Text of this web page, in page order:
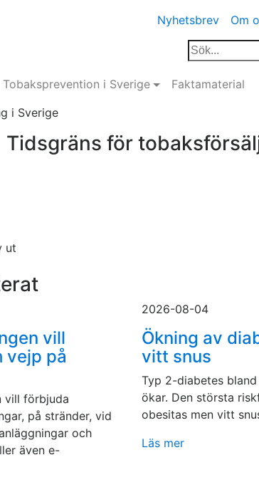
Nyhetsbrev Om
Tobaksprevention i Sverige
Faktamaterial
i Sverige
Tidsgräns för
ut
vill
vejp på
vill förbjuda
på stränder, vid
och
även e-
2026-08-04
Ökning av
vitt snus
Typ 2-diabetes
ökar. Den största
obesitas men vitt
Läs mer